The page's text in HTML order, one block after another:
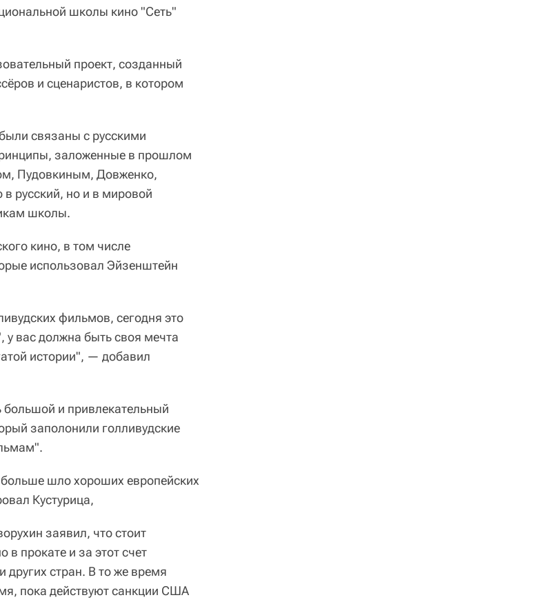
школы кино "Сеть"
проект, созданный
и сценаристов, в котором
связаны с русскими
заложенные в прошлом
Пудовкиным, Довженко,
русский, но и в мировой
школы.
кино, в том числе
использовал Эйзенштейн
фильмов, сегодня это
вас должна быть своя мечта
истории", — добавил
и привлекательный
заполонили голливудские
шло хороших европейских
Кустурица,
заявил, что стоит
в прокате и за этот счет
других стран. В то же время
пока действуют санкции США